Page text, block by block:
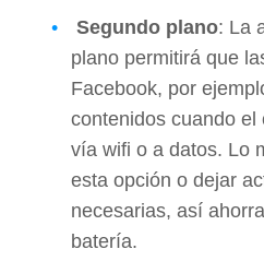
Segundo plano: La
plano permitirá que
Facebook, por
contenidos cuando
vía wifi o a datos. Lo
esta opción o dejar
necesarias, así
batería.